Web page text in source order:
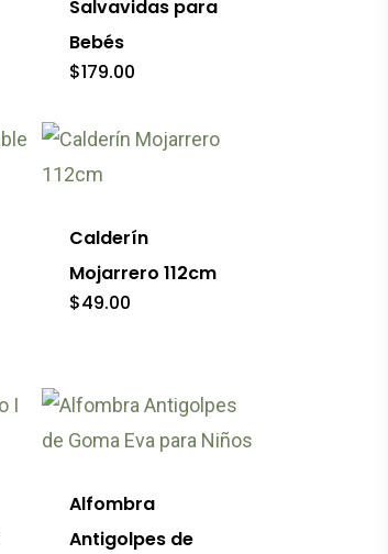
Las
se
pueden
en
página
Salvavidas para
Bebés
$179.00
Este
producto
variantes.
se
pueden
en
Calderín
Mojarrero 112cm
$49.00
Este
producto
tiene
múltiples
Alfombra
Antigolpes de